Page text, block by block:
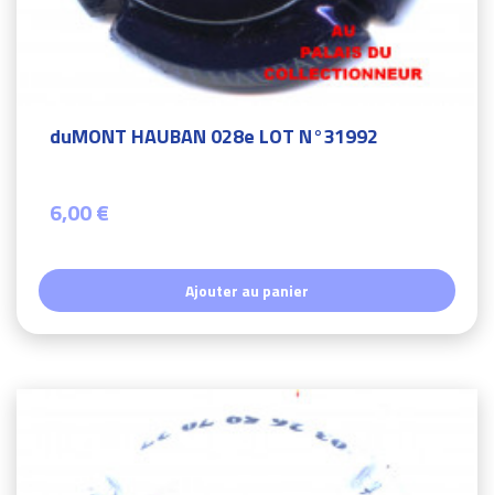
duMONT HAUBAN 028e LOT N°31992
6,00 €
Ajouter au panier